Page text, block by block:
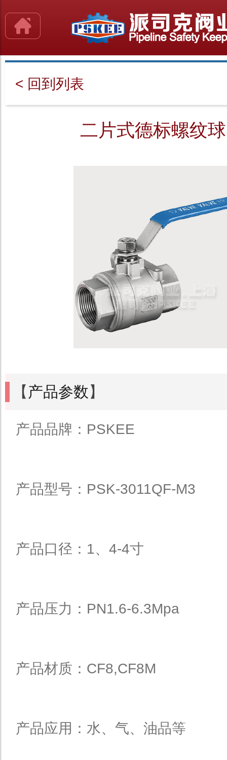
< 回到列表
二片式德标螺纹
【 产品参数 】
产品品牌：PSKEE
产品型号：PSK-3011QF-M3
产品口径：1、4-4寸
产品压力：PN1.6-6.3Mpa
产品材质：CF8,CF8M
产品应用：水、气、油品等